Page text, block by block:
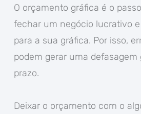
O orçamento gráfica é o
fechar um negócio lucrativo
para a sua gráfica. Por isso,
podem gerar uma defasagem
prazo.
Deixar o orçamento com o